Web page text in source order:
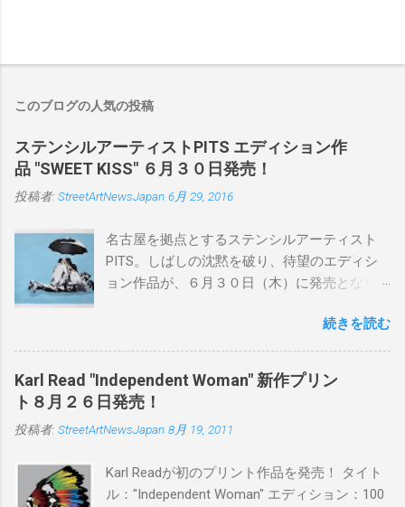
このブログの人気の投稿
ステンシルアーティストPITS エディション作
品 "SWEET KISS" ６月３０日発売！
投稿者: StreetArtNewsJapan 6月 29, 2016
名古屋を拠点とするステンシルアーティスト
PITS。しばしの沈黙を破り、待望のエディシ
ョン作品が、６月３０日（木）に発売となり
品に落とし込むスタイルは今作でも健在。(
PITSの過去記事はこちらから ) 発売日：6月30
日(木)19時 タイトル：SWEET KISS カラー：
BLUE/MINT GREEN/PINK/YELLOW エディショ
ン：各色５ サイズ：800mm × 550mm 価格：
¥16,000(¥17,280) 購入は、 こちら から
続きを読む
Karl Read "Independent Woman" 新作プリン
ト８月２６日発売！
投稿者: StreetArtNewsJapan 8月 19, 2011
Karl Readが初のプリント作品を発売！ タイト
ル："Independent Woman" エディション：100